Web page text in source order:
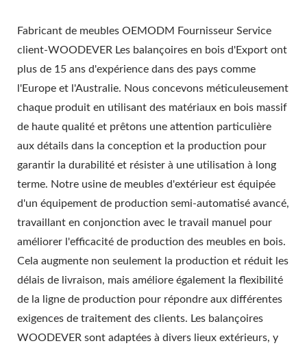
Fabricant de meubles OEMODM Fournisseur Service
client-WOODEVER Les balançoires en bois d'Export ont
plus de 15 ans d'expérience dans des pays comme
l'Europe et l'Australie. Nous concevons méticuleusement
chaque produit en utilisant des matériaux en bois massif
de haute qualité et prêtons une attention particulière
aux détails dans la conception et la production pour
garantir la durabilité et résister à une utilisation à long
terme. Notre usine de meubles d'extérieur est équipée
d'un équipement de production semi-automatisé avancé,
travaillant en conjonction avec le travail manuel pour
améliorer l'efficacité de production des meubles en bois.
Cela augmente non seulement la production et réduit les
délais de livraison, mais améliore également la flexibilité
de la ligne de production pour répondre aux différentes
exigences de traitement des clients. Les balançoires
WOODEVER sont adaptées à divers lieux extérieurs, y